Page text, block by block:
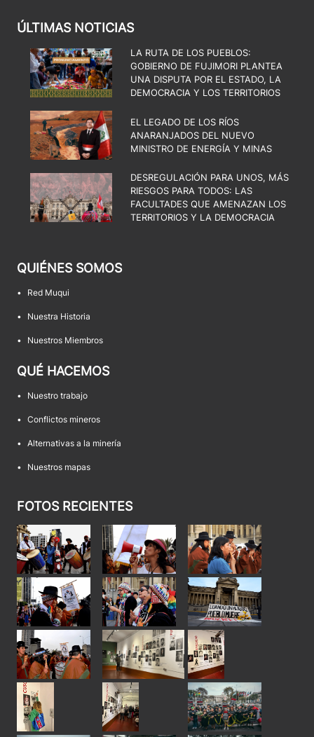
ÚLTIMAS NOTICIAS
LA RUTA DE LOS PUEBLOS:
GOBIERNO DE FUJIMORI PLANTEA
UNA DISPUTA POR EL ESTADO, LA
DEMOCRACIA Y LOS TERRITORIOS
EL LEGADO DE LOS RÍOS
ANARANJADOS DEL NUEVO
MINISTRO DE ENERGÍA Y MINAS
DESREGULACIÓN PARA UNOS, MÁS
RIESGOS PARA TODOS: LAS
FACULTADES QUE AMENAZAN LOS
TERRITORIOS Y LA DEMOCRACIA
QUIÉNES SOMOS
• Red Muqui
• Nuestra Historia
• Nuestros Miembros
QUÉ HACEMOS
• Nuestro trabajo
• Conflictos mineros
• Alternativas a la minería
• Nuestros mapas
FOTOS RECIENTES